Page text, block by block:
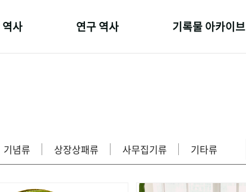
사
람들
연구 역사
간행물 변천사
기록물 아카이브
영상 기록물
기념류 상장상패류 사무집기류 기타류